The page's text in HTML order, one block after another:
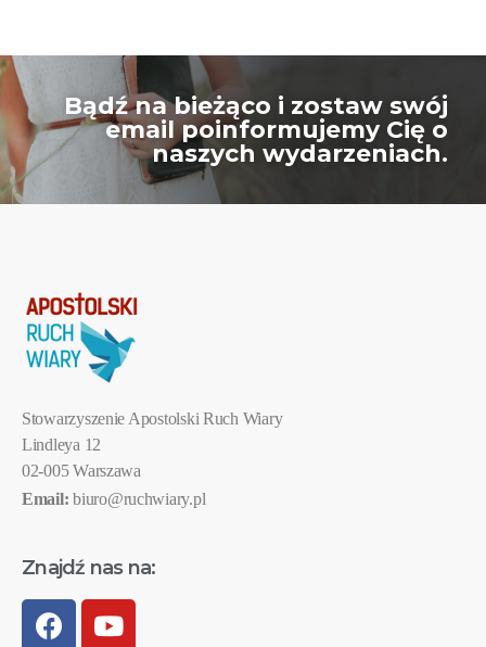
Bądź na bieżąco i zostaw swój
email poinformujemy Cię o
naszych wydarzeniach.
Stowarzyszenie Apostolski Ruch Wiary
Lindleya 12
02-005 Warszawa
Email: biuro@ruchwiary.pl
Znajdź nas na: